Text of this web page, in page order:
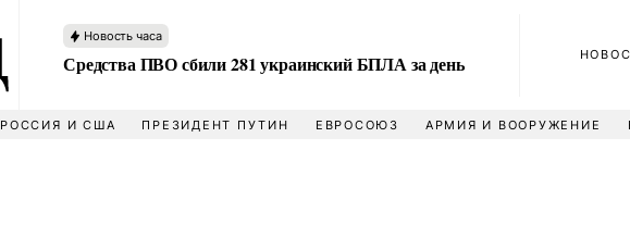
Новость часа
Средства ПВО сбили 281 украинский БПЛА за день
РОССИЯ И США ПРЕЗИДЕНТ ПУТИН ЕВРОСОЮЗ АРМИЯ И ВООРУЖЕНИЕ